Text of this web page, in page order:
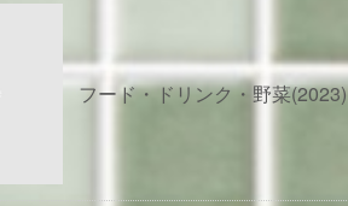
フード・ドリンク・野菜(2023)